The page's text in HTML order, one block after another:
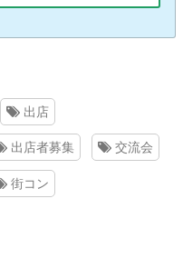
出店
出店者募集 交流会
街コン